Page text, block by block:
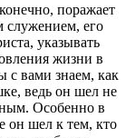
поражает
служением, его
указывать
жизни в
вами знаем, как
ведь он шел не
Особенно в
он шел к тем, кто